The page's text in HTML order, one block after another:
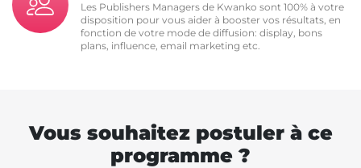
Les Publishers Managers de Kwanko sont 100% à votre
disposition pour vous aider à booster vos résultats, en
fonction de votre mode de diffusion: display, bons
plans, influence, email marketing etc.
Vous souhaitez postuler à ce
programme ?